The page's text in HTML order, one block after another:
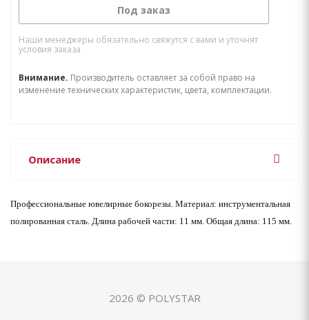
Под заказ
Наши менеджеры обязательно свяжутся с вами и уточнят
условия заказа
Внимание. Производитель оставляет за собой право на
изменение технических характеристик, цвета, комплектации.
Описание
Профессиональные ювелирные бокорезы. Материал: инструментальная
полированная сталь. Длина рабочей части: 11 мм. Общая длина: 115 мм.
2026 © POLYSTAR